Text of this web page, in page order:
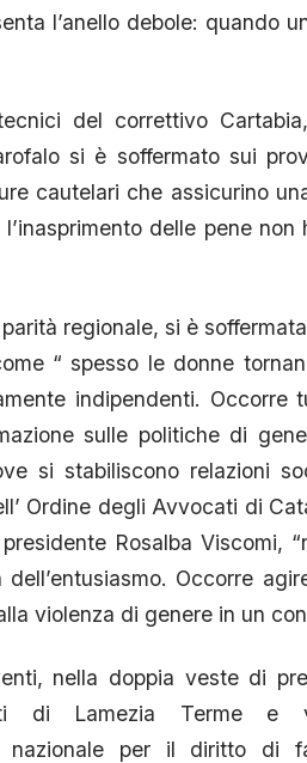
l’anello debole: quando
del correttivo
si è soffermato sui
cautelari che assicurino
delle pene
regionale, si è
“ spesso le donne
indipendenti. Occorre
sulle politiche di
si stabiliscono relazioni
Ordine degli Avvocati di
Rosalba Viscomi,
dell’entusiasmo. Occorre
violenza di genere in un
nella doppia veste di
di Lamezia Terme e
nazionale per il diritto di